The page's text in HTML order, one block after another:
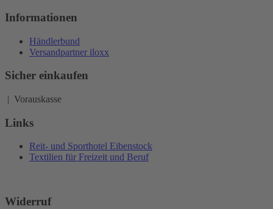
Informationen
Händlerbund
Versandpartner iloxx
Sicher einkaufen
| Vorauskasse
Links
Reit- und Sporthotel Eibenstock
Textilien für Freizeit und Beruf
Widerruf